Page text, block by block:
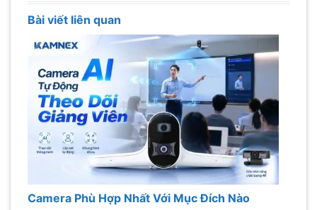
Bài viết liên quan
Camera Phù Hợp Nhất Với Mục Đích Nào